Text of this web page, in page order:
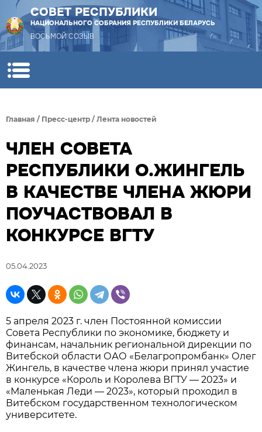
СОВЕТ РЕСПУБЛИКИ
НАЦИОНАЛЬНОГО СОБРАНИЯ РЕСПУБЛИКИ БЕЛАРУСЬ
ВОСЬМОЙ СОЗЫВ
Главная / Пресс-центр / Лента новостей
ЧЛЕН СОВЕТА
РЕСПУБЛИКИ О.ЖИНГЕЛЬ
В КАЧЕСТВЕ ЧЛЕНА ЖЮРИ
ПОУЧАСТВОВАЛ В
КОНКУРСЕ ВГТУ
05.04.2023
5 апреля 2023 г. член Постоянной комиссии
Совета Республики по экономике, бюджету и
финансам, начальник региональной дирекции по
Витебской области ОАО «Белагропромбанк» Олег
Жингель, в качестве члена жюри принял участие
в конкурсе «Король и Королева ВГТУ — 2023» и
«Маленькая Леди — 2023», который проходил в
Витебском государственном технологическом
университете.